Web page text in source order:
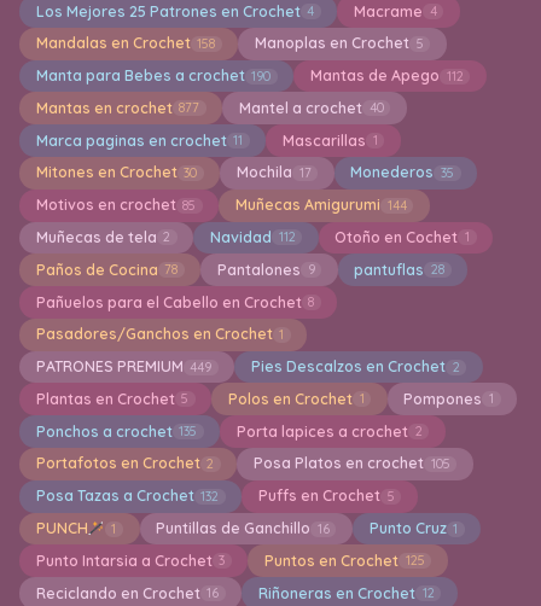
Los Mejores 25 Patrones en Crochet 4 Macrame 4
Mandalas en Crochet 158 Manoplas en Crochet 5
Manta para Bebes a crochet 190 Mantas de Apego 112
Mantas en crochet 877 Mantel a crochet 40
Marca paginas en crochet 11 Mascarillas 1
Mitones en Crochet 30 Mochila 17 Monederos 35
Motivos en crochet 85 Muñecas Amigurumi 144
Muñecas de tela 2 Navidad 112 Otoño en Cochet 1
Paños de Cocina 78 Pantalones 9 pantuflas 28
Pañuelos para el Cabello en Crochet 8
Pasadores/Ganchos en Crochet 1
PATRONES PREMIUM 449 Pies Descalzos en Crochet 2
Plantas en Crochet 5 Polos en Crochet 1 Pompones 1
Ponchos a crochet 135 Porta lapices a crochet 2
Portafotos en Crochet 2 Posa Platos en crochet 105
Posa Tazas a Crochet 132 Puffs en Crochet 5
PUNCH 1 Puntillas de Ganchillo 16 Punto Cruz 1
Punto Intarsia a Crochet 3 Puntos en Crochet 125
Reciclando en Crochet 16 Riñoneras en Crochet 12